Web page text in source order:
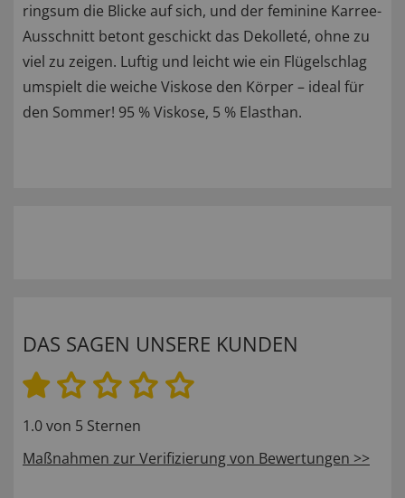
ringsum die Blicke auf sich, und der feminine Karree-
Ausschnitt betont geschickt das Dekolleté, ohne zu
viel zu zeigen. Luftig und leicht wie ein Flügelschlag
umspielt die weiche Viskose den Körper – ideal für
den Sommer! 95 % Viskose, 5 % Elasthan.
DAS SAGEN UNSERE KUNDEN
1.0 von 5 Sternen
Maßnahmen zur Verifizierung von Bewertungen >>